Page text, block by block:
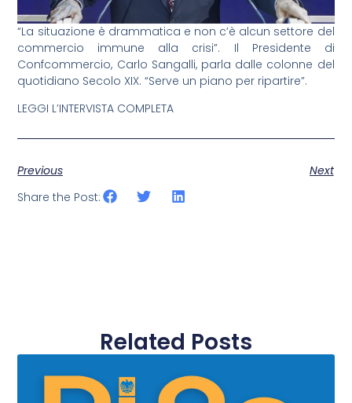
“La situazione è drammatica e non c’è alcun settore del
commercio immune alla crisi”. Il Presidente di
Confcommercio, Carlo Sangalli, parla dalle colonne del
quotidiano Secolo XIX. “Serve un piano per ripartire”.
LEGGI L’INTERVISTA COMPLETA
Previous
Next
Share the Post:
Related Posts